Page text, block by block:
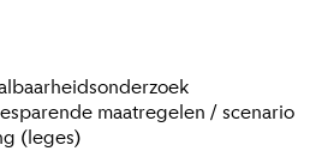
maatregelen / scenario
(leges)